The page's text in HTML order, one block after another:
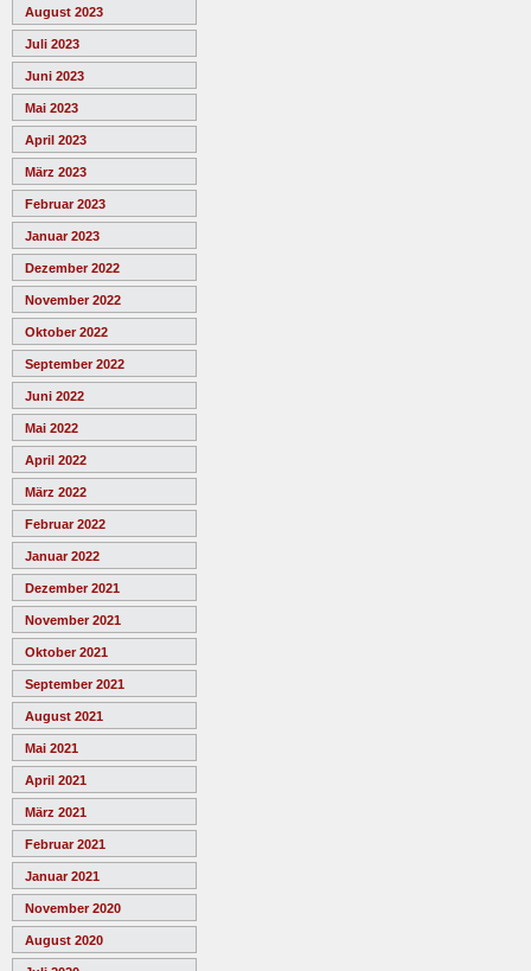
August 2023
Juli 2023
Juni 2023
Mai 2023
April 2023
März 2023
Februar 2023
Januar 2023
Dezember 2022
November 2022
Oktober 2022
September 2022
Juni 2022
Mai 2022
April 2022
März 2022
Februar 2022
Januar 2022
Dezember 2021
November 2021
Oktober 2021
September 2021
August 2021
Mai 2021
April 2021
März 2021
Februar 2021
Januar 2021
November 2020
August 2020